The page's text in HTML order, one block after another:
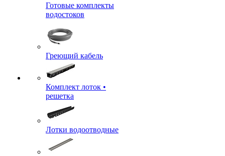
Готовые комплекты
водостоков
Греющий кабель
Комплект лоток •
решетка
Лотки водоотводные